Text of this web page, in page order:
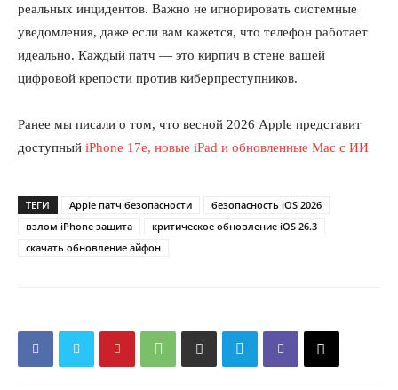
О нас
Связаться с нами
Отказ от ответственности
Мой аккаунт
Реклама
Контакты
реальных инцидентов. Важно не игнорировать системные
уведомления, даже если вам кажется, что телефон работает
идеально. Каждый патч — это кирпич в стене вашей
цифровой крепости против киберпреступников.
Ранее мы писали о том, что весной 2026 Apple представит
доступный iPhone 17e, новые iPad и обновленные Mac с ИИ
ТЕГИ Apple патч безопасности
безопасность iOS 2026
взлом iPhone защита
критическое обновление iOS 26.3
скачать обновление айфон